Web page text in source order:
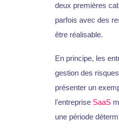
deux premières
parfois avec des
être réalisable.
En principe, les
gestion des
présenter un
l'entreprise SaaS
une période